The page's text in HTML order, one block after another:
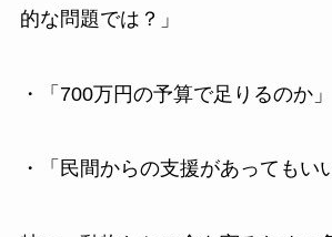
的な問題では？」
・「700万円の予算で足りるのか」
・「民間からの支援があってもい